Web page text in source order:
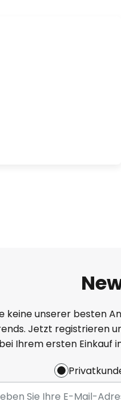
keine unserer besten
Jetzt registrieren
Ihrem ersten Einkauf